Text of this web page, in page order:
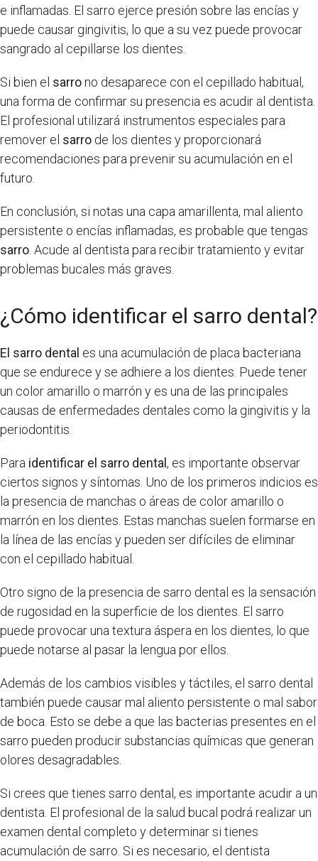
e inflamadas. El sarro ejerce presión sobre las encías y
puede causar gingivitis, lo que a su vez puede provocar
sangrado al cepillarse los dientes.
Si bien el sarrono desaparece con el cepillado habitual,
una forma de confirmar su presencia es acudir al dentista.
El profesional utilizará instrumentos especiales para
remover el sarro de los dientes y proporcionará
recomendaciones para prevenir su acumulación en el
futuro.
En conclusión, si notas una capa amarillenta, mal aliento
persistente o encías inflamadas, es probable que tengas
sarro . Acude al dentista para recibir tratamiento y evitar
problemas bucales más graves.
¿Cómo identificar el sarro dental?
El sarro dental es una acumulación de placa bacteriana
que se endurece y se adhiere a los dientes. Puede tener
un color amarillo o marrón y es una de las principales
causas de enfermedades dentales como la gingivitis y la
periodontitis.
Para identificar el sarro dental, es importante observar
ciertos signos y síntomas. Uno de los primeros indicios es
la presencia de manchas o áreas de color amarillo o
marrón en los dientes. Estas manchas suelen formarse en
la línea de las encías y pueden ser difíciles de eliminar
con el cepillado habitual.
Otro signo de la presencia de sarro dental es la sensación
de rugosidad en la superficie de los dientes. El sarro
puede provocar una textura áspera en los dientes, lo que
puede notarse al pasar la lengua por ellos.
Además de los cambios visibles y táctiles, el sarro dental
también puede causar mal aliento persistente o mal sabor
de boca. Esto se debe a que las bacterias presentes en el
sarro pueden producir substancias químicas que generan
olores desagradables.
Si crees que tienes sarro dental, es importante acudir a un
dentista. El profesional de la salud bucal podrá realizar un
examen dental completo y determinar si tienes
acumulación de sarro. Si es necesario, el dentista